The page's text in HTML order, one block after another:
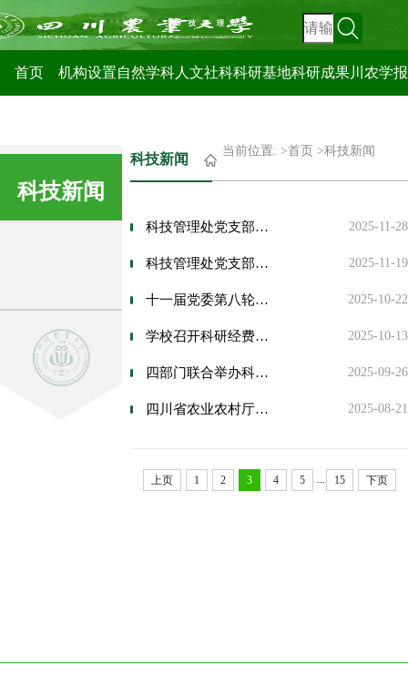
科技管理处
首页 机构设置自然学科人文社科科研基地科研成果川农学报
科技新闻
科技新闻
当前位置: >首页 >科技新闻
2025-11-28
科技管理处党支部前往袁隆平杂交水稻科学园开展主题党日•工会活动
2025-11-19
科技管理处党支部与熊猫中心党支部携手开展共建党日活动
2025-10-22
十一届党委第八轮巡察第一巡察组进驻科技管理处党支部
2025-10-13
学校召开科研经费管理警示大会
2025-09-26
四部门联合举办科研经费使用警示教育及管理培训
2025-08-21
四川省农业农村厅来校调研农业新质生产力新装备新技术
上页 1 2 3 4 5 ... 15 下页